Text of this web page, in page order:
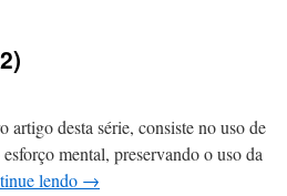
desta série, consiste no uso de
mental, preservando o uso da
lendo →